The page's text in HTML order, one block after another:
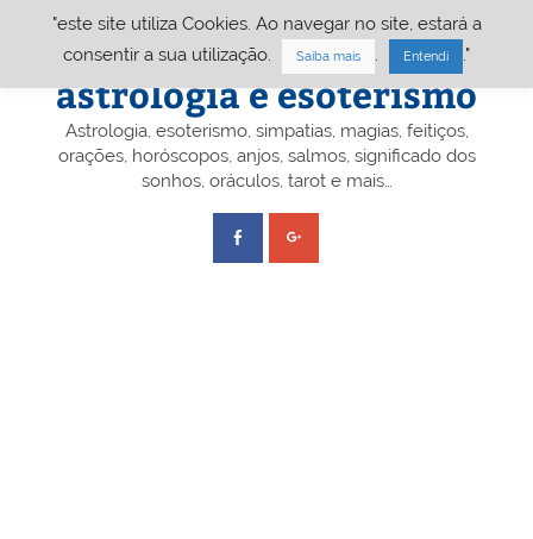
Portal A&E – Portal
astrologia e esoterismo
Astrologia, esoterismo, simpatias, magias, feitiços,
orações, horóscopos, anjos, salmos, significado dos
sonhos, oráculos, tarot e mais…
"este site utiliza Cookies. Ao navegar no site, estará a
consentir a sua utilização.
Saiba mais Entendi ."